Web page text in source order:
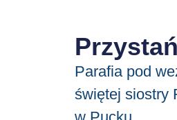
Parafia pod
świętej siostry